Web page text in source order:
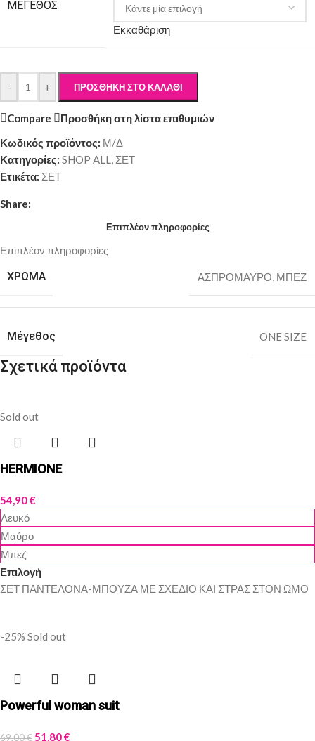
ΜΈΓΕΘΟΣ
Εκκαθάριση
- + ΠΡΟΣΘΉΚΗ ΣΤΟ ΚΑΛΆΘΙ
Compare
Προσθήκη στη λίστα επιθυμιών
Κωδικός προϊόντος: Μ/Δ
Κατηγορίες: SHOP ALL, ΣΕΤ
Ετικέτα: ΣΕΤ
Share:
Επιπλέον πληροφορίες
Επιπλέον πληροφορίες
ΧΡΩΜΑ ΑΣΠΡΟΜΑΥΡΟ, ΜΠΕΖ
Μέγεθος ONE SIZE
Σχετικά προϊόντα
Sold out
HERMIONE
54,90€
Λευκό
Μαύρο
Μπεζ
Επιλογή
ΣΕΤ ΠΑΝΤΕΛΟΝΑ-ΜΠΟΥΖΑ ΜΕ ΣΧΕΔΙΟ ΚΑΙ ΣΤΡΑΣ ΣΤΟΝ ΩΜΟ
-25% Sold out
Powerful woman suit
69,00€51,80€